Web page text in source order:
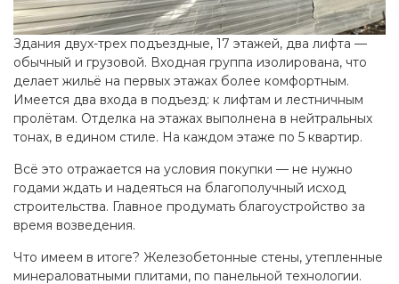
Здания двух-трех подъездные, 17 этажей, два лифта —
обычный и грузовой. Входная группа изолирована, что
делает жильё на первых этажах более комфортным.
Имеется два входа в подъезд: к лифтам и лестничным
пролётам. Отделка на этажах выполнена в нейтральных
тонах, в едином стиле. На каждом этаже по 5 квартир.
Всё это отражается на условия покупки — не нужно
годами ждать и надеяться на благополучный исход
строительства. Главное продумать благоустройство за
время возведения.
Что имеем в итоге? Железобетонные стены, утепленные
минераловатными плитами, по панельной технологии.